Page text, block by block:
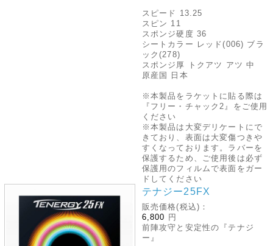
スピード 13.25
スピン 11
スポンジ硬度 36
シートカラー レッド(006) ブラ
ック(278)
スポンジ厚 トクアツ アツ 中
原産国 日本
※本製品をラケットに貼る際は
『フリー・チャック2』をご使用
ください
※本製品は大変デリケートにで
きており、表面は大変傷つきや
すくなっております。ラバーを
保護するため、ご使用後は必ず
保護用のフィルムで表面をガー
ドしてください
テナジー25FX
販売価格(税込)：
6,800 円
前陣攻守と安定性の『テナジ
ー』